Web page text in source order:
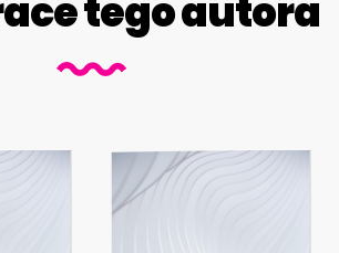
tego autora